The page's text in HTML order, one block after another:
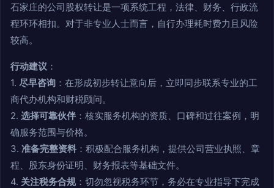
石家庄的公司股权转让是一项系统工程，法律、财务、行政流
程环环相扣。对于非专业人士而言，自行办理耗时费力且风险
较高。
行动建议 ：
1. 尽早咨询 ：在形成初步转让意向后，立即同步联系专业的工
商代办机构和财税顾问。
2. 选择可靠伙伴 ：核实服务机构的资质、口碑和过往案例，明
确服务范围与价格。
3. 准备完整资料 ：积极配合服务机构，提供公司营业执照、章
程、股东身份证明、财务报表等基础文件。
4. 关注税务合规：切勿忽视税务环节，务必在专业指导下完成